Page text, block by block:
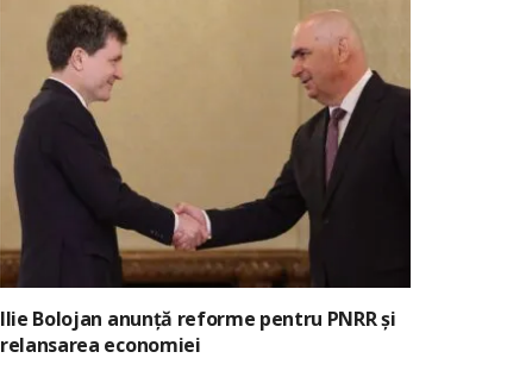
Ilie Bolojan anunță reforme pentru PNRR și
relansarea economiei